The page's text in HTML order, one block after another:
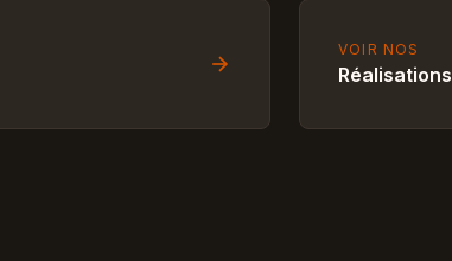
VOIR NOS
Réalisations